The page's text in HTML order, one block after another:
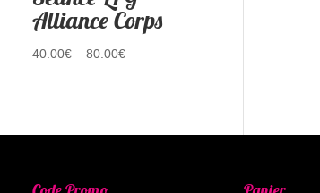
Alliance Corps
40.00€ –80.00€